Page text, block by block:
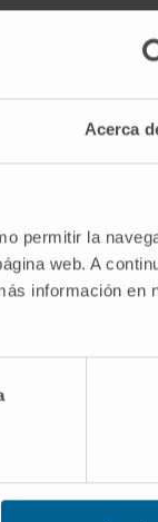
Acerca
permitir la
web. A
información en